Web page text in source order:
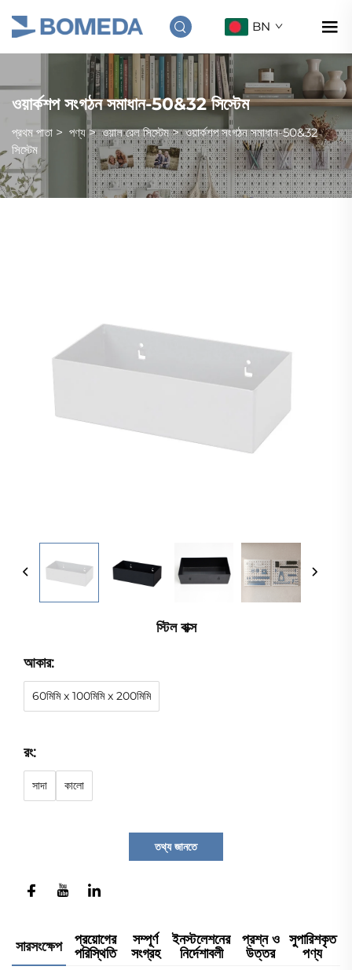
BN
ওয়ার্কশপ সংগঠন সমাধান-50&32 সিস্টেম
প্রথম পাতা > পণ্য>ওয়াল রেল সিস্টেম>ওয়ার্কশপ সংগঠন সমাধান-50&32
সিস্টেম
স্টিল বাক্স
আকার:
60মিমি x 100মিমি x 200মিমি
রং:
সাদা কালো
তথ্য জানতে
সারসংক্ষেপ
প্রয়োগের
পরিস্থিতি
সম্পূর্ণ
সংগ্রহ
ইনস্টলেশনের
নির্দেশাবলী
প্রশ্ন ও
উত্তর
সুপারিশকৃত
পণ্য